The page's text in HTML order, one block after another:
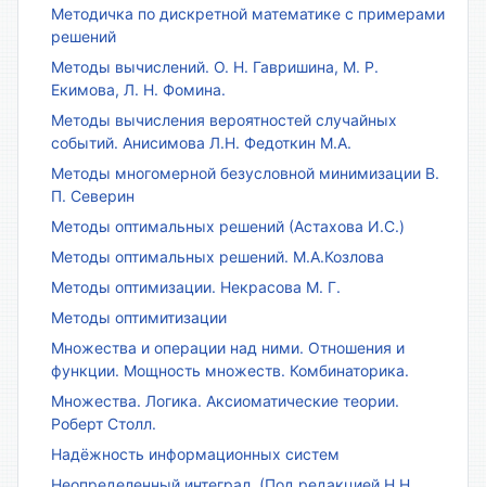
Методичка по дискретной математике с примерами
решений
Методы вычислений. О. Н. Гавришина, М. Р.
Екимова, Л. Н. Фомина.
Методы вычисления вероятностей случайных
событий. Анисимова Л.Н. Федоткин М.А.
Методы многомерной безусловной минимизации В.
П. Северин
Методы оптимальных решений (Астахова И.С.)
Методы оптимальных решений. М.А.Козлова
Методы оптимизации. Некрасова М. Г.
Методы оптимитизации
Множества и операции над ними. Отношения и
функции. Мощность множеств. Комбинаторика.
Множества. Логика. Аксиоматические теории.
Роберт Столл.
Надёжность информационных систем